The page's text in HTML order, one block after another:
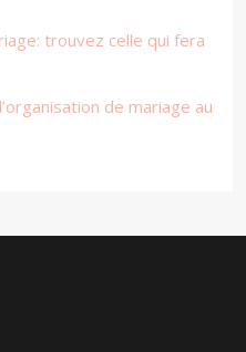
trouvez celle qui fera
de mariage au